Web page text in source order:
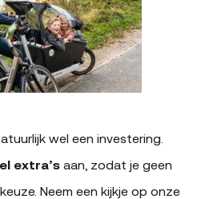
wel een investering.
extra’s aan, zodat je geen
Neem een kijkje op onze